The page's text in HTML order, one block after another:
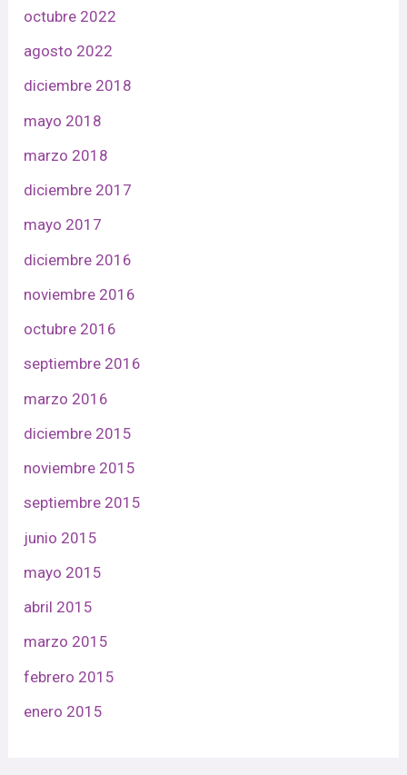
octubre 2022
agosto 2022
diciembre 2018
mayo 2018
marzo 2018
diciembre 2017
mayo 2017
diciembre 2016
noviembre 2016
octubre 2016
septiembre 2016
marzo 2016
diciembre 2015
noviembre 2015
septiembre 2015
junio 2015
mayo 2015
abril 2015
marzo 2015
febrero 2015
enero 2015